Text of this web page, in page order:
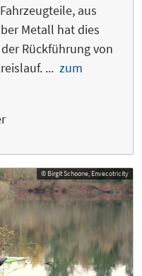
aus
Metall hat dies
Rückführung von
... zum
© Birgit Schoone, Envecotricity